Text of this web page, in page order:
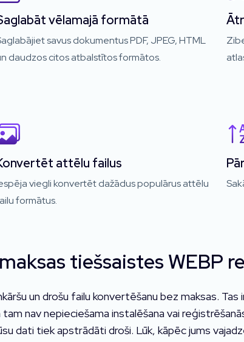
vēlamajā formātā
savus dokumentus PDF, JPEG, HTML
daudzos citos atbalstītos formātos.
attēlu failus
viegli konvertēt dažādus populārus attēlu
formātus.
tiešsaistes WEBP
un drošu failu konvertēšanu bez maksas.
nav nepieciešama instalēšana vai
dati tiek apstrādāti droši. Lūk, kāpēc jums